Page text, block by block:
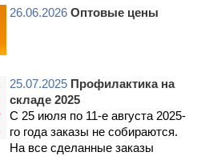
26.06.2026 Оптовые цены
25.07.2025 Профилактика на
складе 2025
С 25 июля по 11-е августа 2025-
го года заказы не собираются.
На все сделанные заказы